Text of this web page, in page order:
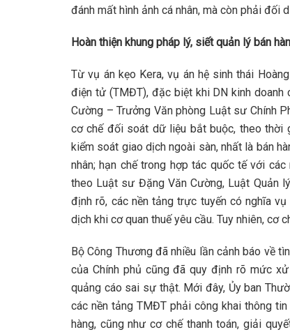
đánh mất hình ảnh cá nhân, mà còn phải đối
Hoàn thiện khung pháp lý, siết quản lý bán
Từ vụ án kẹo Kera, vụ án hệ sinh thái
điện tử (TMĐT), đặc biệt khi DN kinh
Cường – Trưởng Văn phòng Luật sư Chính
cơ chế đối soát dữ liệu bắt buộc, theo thời
kiểm soát giao dịch ngoài sàn, nhất là bán
nhân; hạn chế trong hợp tác quốc tế với
theo Luật sư Đặng Văn Cường, Luật Quản
định rõ, các nền tảng trực tuyến có nghĩa
dịch khi cơ quan thuế yêu cầu. Tuy nhiên, cơ
Bộ Công Thương đã nhiều lần cảnh báo về
của Chính phủ cũng đã quy định rõ mức
quảng cáo sai sự thật. Mới đây, Ủy ban
các nền tảng TMĐT phải công khai thông
hàng, cũng như cơ chế thanh toán, giải